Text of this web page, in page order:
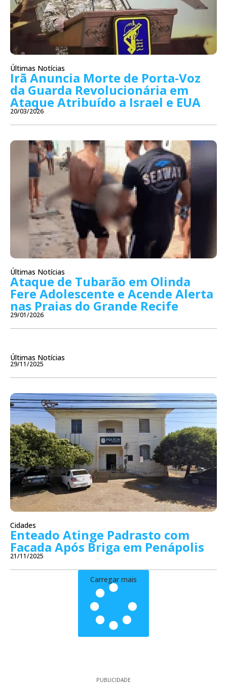
Últimas Notícias
Irã Anuncia Morte de Porta-Voz
da Guarda Revolucionária em
Ataque Atribuído a Israel e EUA
20/03/2026
Últimas Notícias
Ataque de Tubarão em Olinda
Fere Adolescente e Acende Alerta
nas Praias do Grande Recife
29/01/2026
Últimas Notícias
29/11/2025
Cidades
Enteado Atinge Padrasto com
Facada Após Briga em Penápolis
21/11/2025
Carregar mais
PUBLICIDADE